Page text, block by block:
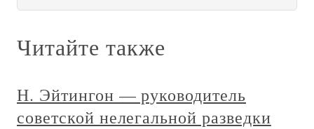
Читайте также
Н. Эйтингон — руководитель
советской нелегальной разведки